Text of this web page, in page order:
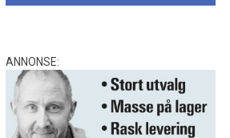
ANNONSE: